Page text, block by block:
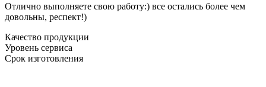
Отлично выполняете свою работу:) все остались более чем
довольны, респект!)
Качество продукции
Уровень сервиса
Срок изготовления